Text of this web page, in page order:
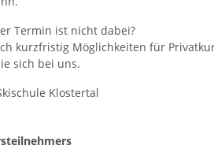
Termin ist nicht dabei?
kurzfristig Möglichkeiten für
sich bei uns.
Klostertal